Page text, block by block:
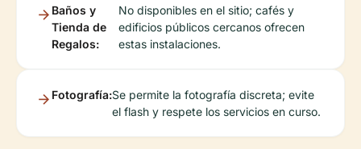
Baños y
Tienda de
Regalos:
No disponibles en el sitio; cafés y
edificios públicos cercanos ofrecen
estas instalaciones.
Fotografía:Se permite la fotografía discreta; evite
el flash y respete los servicios en curso.